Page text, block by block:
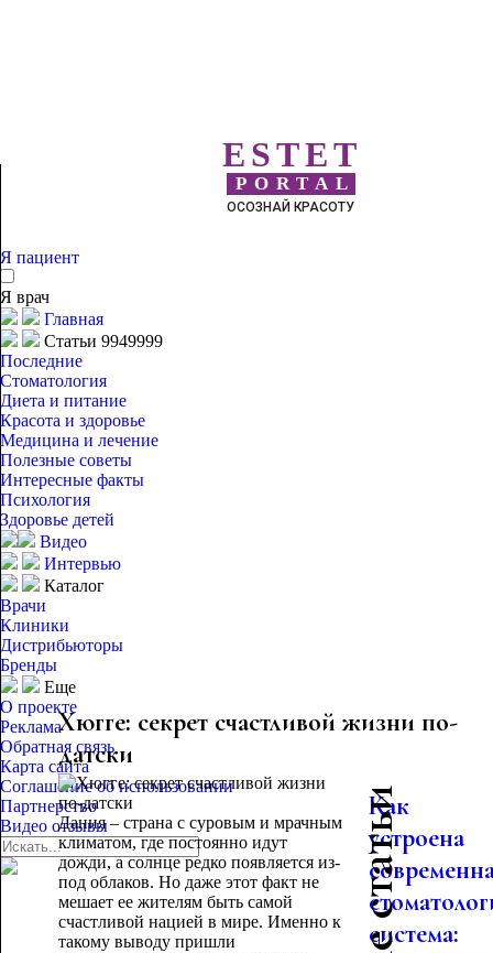
ESTET
PORTAL
ОСОЗНАЙ КРАСОТУ
Я пациент
Я врач
Главная
Статьи 9949999
Последние
Стоматология
Диета и питание
Красота и здоровье
Медицина и лечение
Полезные советы
Интересные факты
Психология
Здоровье детей
Видео
Интервью
Каталог
Врачи
Клиники
Дистрибьюторы
Бренды
Еще
О проекте
Реклама
Обратная связь
Карта сайта
Соглашение об использовании
Партнерство
Видео отзывы
Хюгге: секрет счастливой жизни по-
датски
Дания – страна с суровым и мрачным
климатом, где постоянно идут
дожди, а солнце редко появляется из-
под облаков. Но даже этот факт не
мешает ее жителям быть самой
счастливой нацией в мире. Именно к
такому выводу пришли
Как
устроена
система: